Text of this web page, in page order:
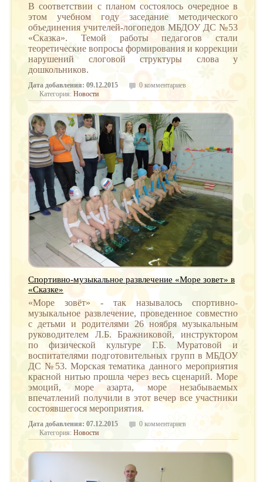
В соответствии с планом состоялось очередное в
этом учебном году заседание методического
объединения учителей-логопедов МБДОУ ДС №53
«Сказка». Темой работы педагогов стали
теоретические вопросы формирования и коррекции
нарушений слоговой структуры слова у
дошкольников.
Дата добавления: 09.12.2015
0 комментариев
Категория: Новости
Спортивно-музыкальное развлечение «Море зовет» в
«Сказке»
«Море зовёт» - так называлось спортивно-
музыкальное развлечение, проведенное совместно
с детьми и родителями 26 ноября музыкальным
руководителем Л.Б. Бражниковой, инструктором
по физической культуре Г.Б. Муратовой и
воспитателями подготовительных групп в МБДОУ
ДС №53. Морская тематика данного мероприятия
красной нитью прошла через весь сценарий. Море
эмоций, море азарта, море незабываемых
впечатлений получили в этот вечер все участники
состоявшегося мероприятия.
Дата добавления: 07.12.2015
0 комментариев
Категория: Новости